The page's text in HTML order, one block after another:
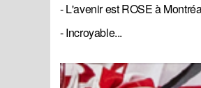
- L'avenir est ROSE à
- Incroyable...